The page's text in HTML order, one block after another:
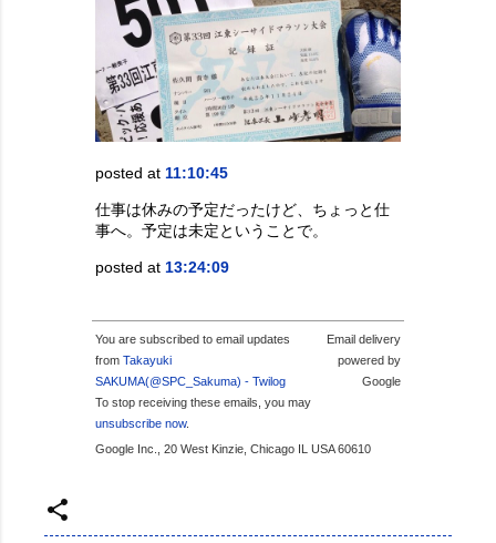
posted at 11:10:45
仕事は休みの予定だったけど、ちょっと仕
事へ。予定は未定ということで。
posted at 13:24:09
You are subscribed to email updates
from Takayuki
SAKUMA(@SPC_Sakuma) - Twilog
To stop receiving these emails, you may
unsubscribe now.
Email delivery
powered by
Google
Google Inc., 20 West Kinzie, Chicago IL USA 60610